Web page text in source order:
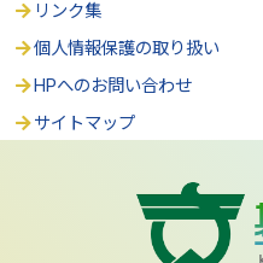
リンク集
個人情報保護の取り扱い
HPへのお問い合わせ
サイトマップ